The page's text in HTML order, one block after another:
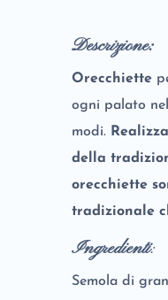
Descrizione:
Orecchiette
ogni palato
modi.
della
orecchiette
tradizionale
Ingredienti:
Semola di